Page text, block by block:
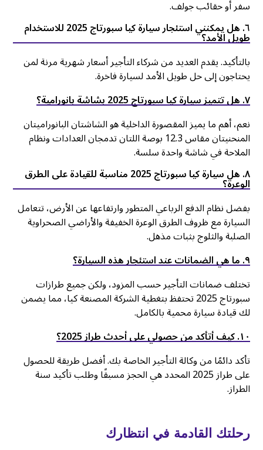
سفر أو حقائب جولف.
٦. هل يمكنني استئجار سيارة كيا سبورتاج 2025 للاستخدام
طويل الأمد؟
بالتأكيد. يقدم العديد من شركاء التأجير أسعار شهرية مرنة لمن
يحتاجون إلى حل طويل الأمد لسيارة فاخرة.
٧. هل تتميز سيارة كيا سبورتاج 2025 بشاشة بانورامية؟
نعم، أهم ما يميز المقصورة الداخلية هو الشاشتان البانوراميتان
المنحنيتان مقاس 12.3 بوصة اللتان تدمجان العدادات ونظام
الملاحة في شاشة واحدة سلسة.
٨. هل سيارة كيا سبورتاج 2025 مناسبة للقيادة على الطرق
الوعرة؟
بفضل نظام الدفع الرباعي المتطور وارتفاعها عن الأرض، تتعامل
السيارة مع ظروف الطرق الوعرة الخفيفة والأراضي الصحراوية
الصلبة والثلوج بثبات مذهل.
٩. ما هي الضمانات عند استئجار هذه السيارة؟
تختلف ضمانات التأجير حسب المزود، ولكن جميع طرازات
سبورتاج 2025 تحتفظ بتغطية الشركة المصنعة كيا، مما يضمن
لك قيادة سيارة محمية بالكامل.
۱٠. كيف أتأكد من حصولي على أحدث طراز 2025؟
تأكد دائمًا من وكالة التأجير الخاصة بك. أفضل طريقة للحصول
على طراز 2025 المحدد هي الحجز مسبقًا وطلب تأكيد سنة
الطراز.
رحلتك القادمة في انتظارك